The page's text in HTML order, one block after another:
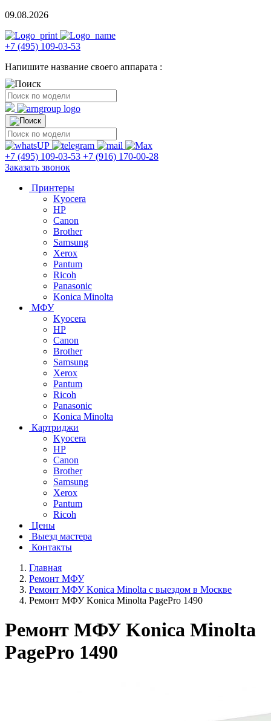
09.08.2026
+7 (495) 109-03-53
Напишите название своего аппарата :
+7 (495) 109-03-53 +7 (916) 170-00-28
Заказать звонок
Принтеры
Kyocera
HP
Canon
Brother
Samsung
Xerox
Pantum
Ricoh
Panasonic
Konica Minolta
МФУ
Kyocera
HP
Canon
Brother
Samsung
Xerox
Pantum
Ricoh
Panasonic
Konica Minolta
Картриджи
Kyocera
HP
Canon
Brother
Samsung
Xerox
Pantum
Ricoh
Цены
Выезд мастера
Контакты
Главная
Ремонт МФУ
Ремонт МФУ Konica Minolta с выездом в Москве
Ремонт МФУ Konica Minolta PagePro 1490
Ремонт МФУ Konica Minolta
PagePro 1490